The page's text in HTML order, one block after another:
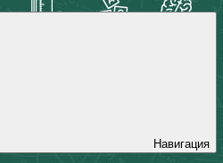
Навигация